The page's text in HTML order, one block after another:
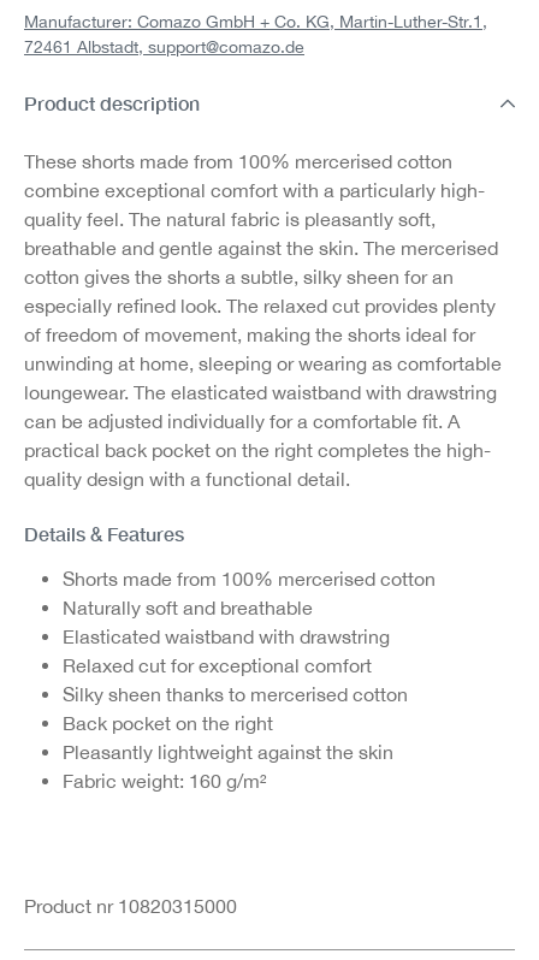
Manufacturer: Comazo GmbH + Co. KG, Martin-Luther-Str.1,
72461 Albstadt, support@comazo.de
Product description
These shorts made from 100% mercerised cotton
combine exceptional comfort with a particularly high-
quality feel. The natural fabric is pleasantly soft,
breathable and gentle against the skin. The mercerised
cotton gives the shorts a subtle, silky sheen for an
especially refined look. The relaxed cut provides plenty
of freedom of movement, making the shorts ideal for
unwinding at home, sleeping or wearing as comfortable
loungewear. The elasticated waistband with drawstring
can be adjusted individually for a comfortable fit. A
practical back pocket on the right completes the high-
quality design with a functional detail.
Details & Features
Shorts made from 100% mercerised cotton
Naturally soft and breathable
Elasticated waistband with drawstring
Relaxed cut for exceptional comfort
Silky sheen thanks to mercerised cotton
Back pocket on the right
Pleasantly lightweight against the skin
Fabric weight: 160 g/m²
Product nr 10820315000